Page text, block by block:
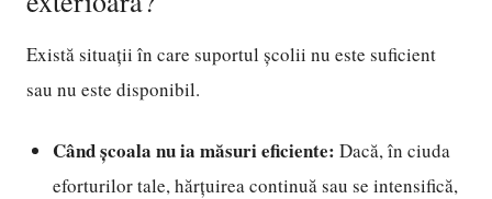
Există situații în care suportul școlii nu este suficient
sau nu este disponibil.
Când școala nu ia măsuri eficiente: Dacă, în ciuda
eforturilor tale, hărțuirea continuă sau se intensifică,